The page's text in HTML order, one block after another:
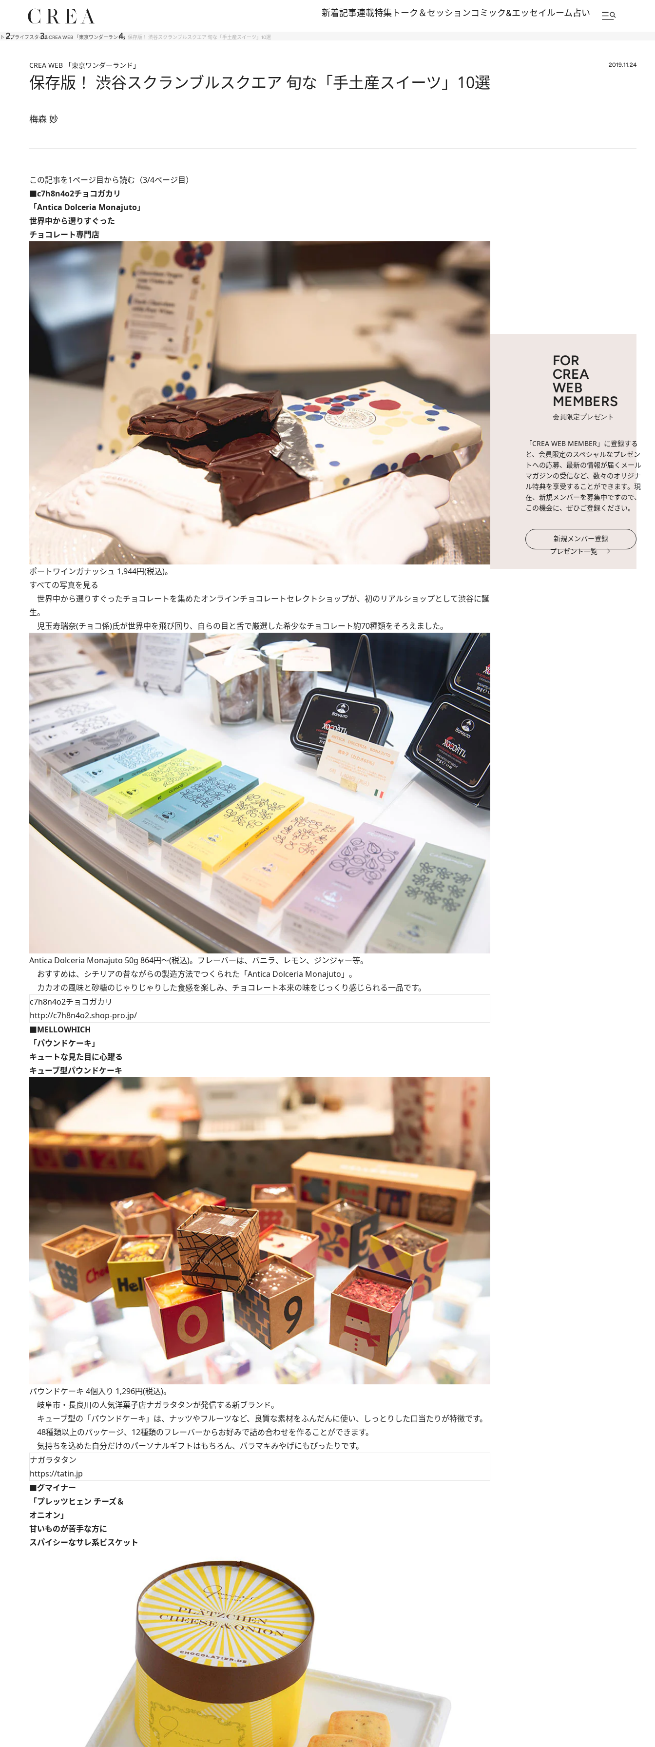
新着記事連載特集 トーク＆セッションコミック&エッセイルーム占い
トップライフスタイルCREA WEB 「東京ワンダーランド」 保存版！ 渋谷スクランブルスクエア 旬な「手土産スイーツ」10選
CREA WEB 「東京ワンダーランド」 2019.11.24
保存版！ 渋谷スクランブルスクエア 旬な「手土産スイーツ」10選
梅森 妙
この記事を1ページ目から読む（3/4ページ目）
■c7h8n4o2チョコガカリ
「Antica Dolceria Monajuto」
世界中から選りすぐった
チョコレート専門店
ポートワインガナッシュ 1,944円(税込)。
すべての写真を見る
世界中から選りすぐったチョコレートを集めたオンラインチョコレートセレクトショップが、初のリアルショップとして渋谷に誕
生。
児玉寿瑞奈(チョコ係)氏が世界中を飛び回り、自らの目と舌で厳選した希少なチョコレート約70種類をそろえました。
Antica Dolceria Monajuto 50g 864円～(税込)。フレーバーは、バニラ、レモン、ジンジャー等。
おすすめは、シチリアの昔ながらの製造方法でつくられた「Antica Dolceria Monajuto」。
カカオの風味と砂糖のじゃりじゃりした食感を楽しみ、チョコレート本来の味をじっくり感じられる一品です。
c7h8n4o2チョコガカリ
http://c7h8n4o2.shop-pro.jp/
■MELLOWHICH
「パウンドケーキ」
キュートな見た目に心躍る
キューブ型パウンドケーキ
パウンドケーキ 4個入り 1,296円(税込)。
岐阜市・長良川の人気洋菓子店ナガラタタンが発信する新ブランド。
キューブ型の「パウンドケーキ」は、ナッツやフルーツなど、良質な素材をふんだんに使い、しっとりした口当たりが特徴です。
48種類以上のパッケージ、12種類のフレーバーからお好みで詰め合わせを作ることができます。
気持ちを込めた自分だけのパーソナルギフトはもちろん、バラマキみやげにもぴったりです。
ナガラタタン
https://tatin.jp
■グマイナー
「プレッツヒェン チーズ＆
オニオン」
甘いものが苦手な方に
スパイシーなサレ系ビスケット
FOR
CREA
WEB
MEMBERS
会員限定プレゼント
「CREA WEB MEMBER」に登録する
と、会員限定のスペシャルなプレゼン
トへの応募、最新の情報が届くメール
マガジンの受信など、数々のオリジナ
ル特典を享受することができます。現
在、新規メンバーを募集中ですので、
この機会に、ぜひご登録ください。
新規メンバー登録
プレゼント一覧